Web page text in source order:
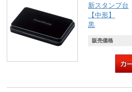
新スタンプ台
【中形】
黒
販売価格